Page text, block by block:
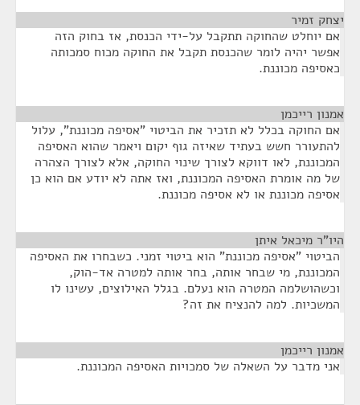
יצחק זמיר
אם יוחלט שהחוקה תתקבל על-ידי הכנסת, אז בחוק הזה
אפשר יהיה לומר שהכנסת תקבל את החוקה מכוח סמכותה
כאסיפה מכוננת.
אמנון רייכמן
אם החוקה בכלל לא תזכיר את הביטוי "אסיפה מכוננת", עלול
להתעורר חשש בעתיד שאיזה גוף יקום ויאמר שהוא האסיפה
המכוננת, לאו דווקא לצורך שינוי החוקה, אלא לצורך הצהרה
של מה אומרת האסיפה המכוננת, ואז אתה לא יודע אם הוא כן
אסיפה מכוננת או לא אסיפה מכוננת.
היו"ר מיכאל איתן
הביטוי "אסיפה מכוננת" הוא ביטוי זמני. כשבחרו את האסיפה
המכוננת, מי שבחר אותה, בחר אותה למטרה אד-הוק,
וכשהושלמה המטרה הוא נעלם. בגלל האילוצים, עשינו לו
המשכיות. למה להנציח את זה?
אמנון רייכמן
אני מדבר על השאלה של סמכויות האסיפה המכוננת.